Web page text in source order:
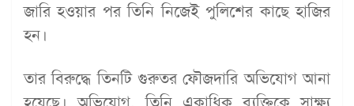
জারি হওয়ার পর তিনি নিজেই পুলিশের কাছে হাজির
হন।
তার বিরুদ্ধে তিনটি গুরুতর ফৌজদারি অভিযোগ আনা